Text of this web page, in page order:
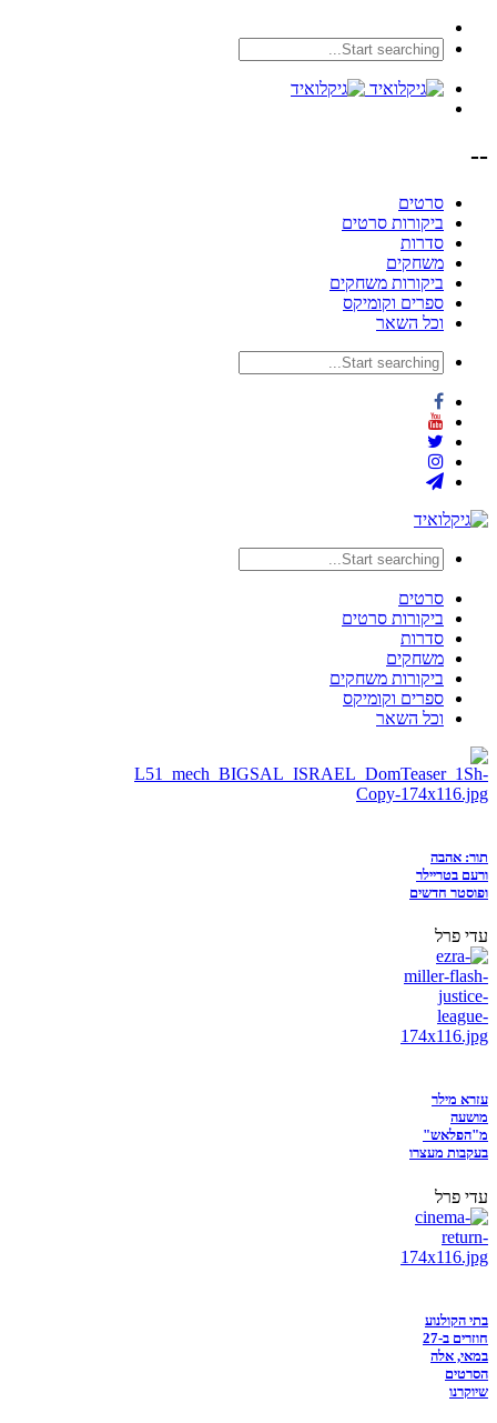
--
סרטים
ביקורות סרטים
סדרות
משחקים
ביקורות משחקים
ספרים וקומיקס
וכל השאר
סרטים
ביקורות סרטים
סדרות
משחקים
ביקורות משחקים
ספרים וקומיקס
וכל השאר
תור: אהבה
ורעם בטריילר
ופוסטר חדשים
עדי פרל
עזרא מילר
מושעה
מ"הפלאש"
בעקבות מעצרו
עדי פרל
בתי הקולנוע
חוזרים ב-27
במאי, אלה
הסרטים
שיוקרנו